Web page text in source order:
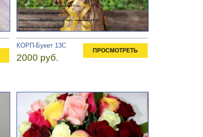
КОРП-Букет 13С
2000 руб.
ПРОСМОТРЕТЬ